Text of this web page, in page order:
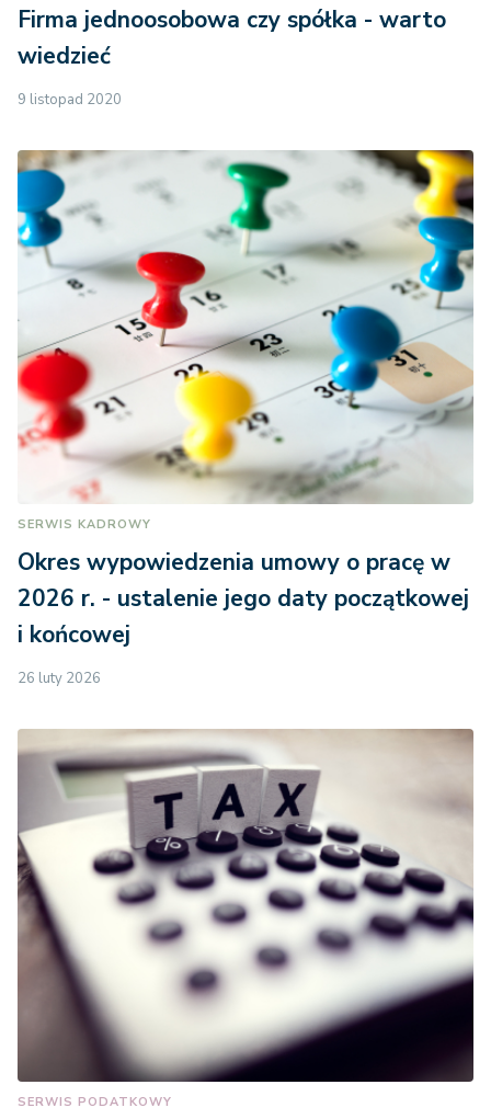
Firma jednoosobowa czy spółka - warto
wiedzieć
9 listopad 2020
SERWIS KADROWY
Okres wypowiedzenia umowy o pracę w
2026 r. - ustalenie jego daty początkowej
i końcowej
26 luty 2026
SERWIS PODATKOWY